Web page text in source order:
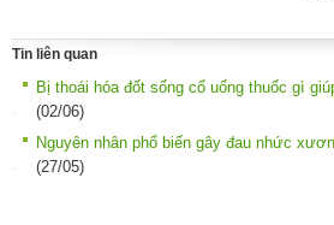
Tin liên quan
Bị thoái hóa đốt sống cổ uống thuốc gì
(02/06)
Nguyên nhân phổ biến gây đau nhức
(27/05)